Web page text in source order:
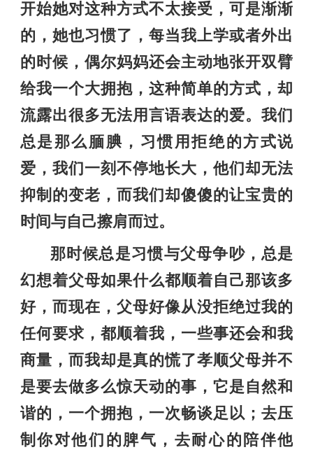
开始她对这种方式不太接受，可是渐渐
的，她也习惯了，每当我上学或者外出
的时候，偶尔妈妈还会主动地张开双臂
给我一个大拥抱，这种简单的方式，却
流露出很多无法用言语表达的爱。我们
总是那么腼腆，习惯用拒绝的方式说
爱，我们一刻不停地长大，他们却无法
抑制的变老，而我们却傻傻的让宝贵的
时间与自己擦肩而过。
那时候总是习惯与父母争吵，总是
幻想着父母如果什么都顺着自己那该多
好，而现在，父母好像从没拒绝过我的
任何要求，都顺着我，一些事还会和我
商量，而我却是真的慌了孝顺父母并不
是要去做多么惊天动的事，它是自然和
谐的，一个拥抱，一次畅谈足以；去压
制你对他们的脾气，去耐心的陪伴他